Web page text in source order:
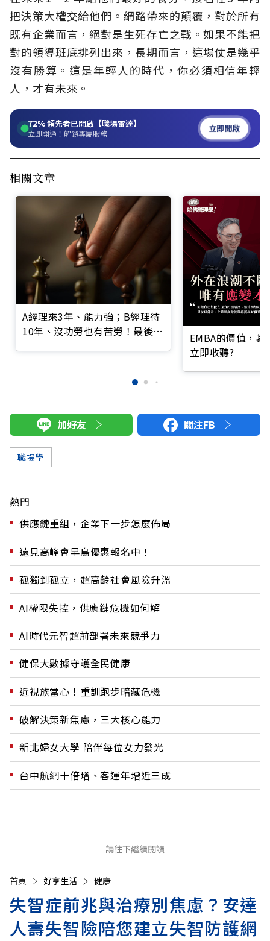
把決策大權交給他們。網路帶來的顛覆，對於所有
既有企業而言，絕對是生死存亡之戰。如果不能把
對的領導班底排列出來，長期而言，這場仗是幾乎
沒有勝算。這是年輕人的時代，你必須相信年輕
人，才有未來。
72%領先者已開啟【職場雷達】
立即開通！解鎖專屬服務 立即開啟
相關文章
A經理來3年、能力強；B經理待
10年、沒功勞也有苦勞！最後位
EMBA的價值，
立即收聽?
加好友 關注FB
職場學
熱門
供應鏈重組，企業下一步怎麼佈局
遠見高峰會早鳥優惠報名中！
孤獨到孤立，超高齡社會風險升溫
AI權限失控，供應鏈危機如何解
AI時代元智超前部署未來競爭力
健保大數據守護全民健康
近視族當心！重訓跑步暗藏危機
破解決策新焦慮，三大核心能力
新北婦女大學 陪伴每位女力發光
台中航網十倍增、客運年增近三成
請往下繼續閱讀
首頁 好享生活 健康
失智症前兆與治療別焦慮？安達
人壽失智險陪您建立失智防護網